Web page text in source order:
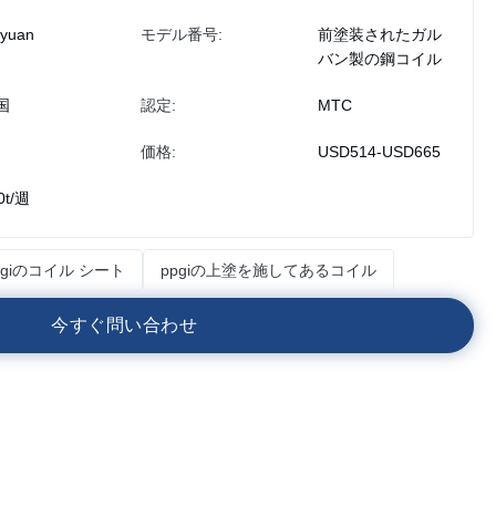
モデル番号:
前塗装されたガル
バン製の鋼コイル
認定: MTC
価格: USD514-USD665
週
のコイル シート ppgiの上塗を施してあるコイル
今す ぐ 問い合わせ